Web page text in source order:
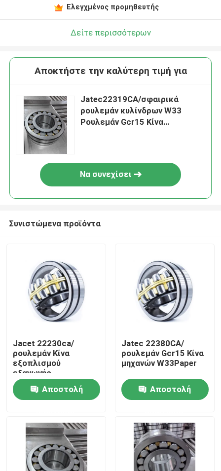
Προϊόντα
Βίντεο
Ελεγχμένος προμηθευτής
Δείτε περισσότερων
Αποκτήστε την καλύτερη τιμή για
Jatec22319CA/σφαιρικά
ρουλεμάν κυλίνδρων W33
Ρουλεμάν Gcr15 Κίνα
Να συνεχίσει
Συνιστώμενα προϊόντα
Jacet 22230ca/
ρουλεμάν Κίνα
εξοπλισμού
εξαγωγής
πετρελαίου W33
Αποστολή
Jatec 22380CA/
ρουλεμάν Gcr15 Κίνα
μηχανών W33Paper
Αποστολή